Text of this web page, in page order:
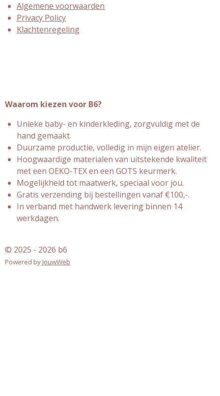
Algemene voorwaarden
Privacy Policy
Klachtenregeling
Waarom kiezen voor B6?
Unieke baby- en kinderkleding, zorgvuldig met de
hand gemaakt.
Duurzame productie, volledig in mijn eigen atelier.
Hoogwaardige materialen van uitstekende kwaliteit
met een OEKO-TEX en een GOTS keurmerk.
Mogelijkheid tot maatwerk, speciaal voor jou.
Gratis verzending bij bestellingen vanaf €100,-.
In verband met handwerk levering binnen 14
werkdagen.
© 2025 - 2026 b6
Powered byJouwWeb